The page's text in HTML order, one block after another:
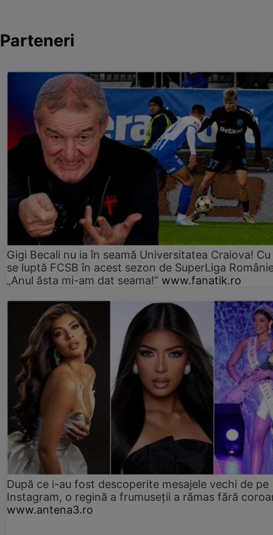
Parteneri
Gigi Becali nu ia în seamă Universitatea Craiova!
se luptă FCSB în acest sezon de SuperLiga
„Anul ăsta mi-am dat seama!” www.fanatik.ro
După ce i-au fost descoperite mesajele vechi de pe
Instagram, o regină a frumuseții a rămas fără
www.antena3.ro